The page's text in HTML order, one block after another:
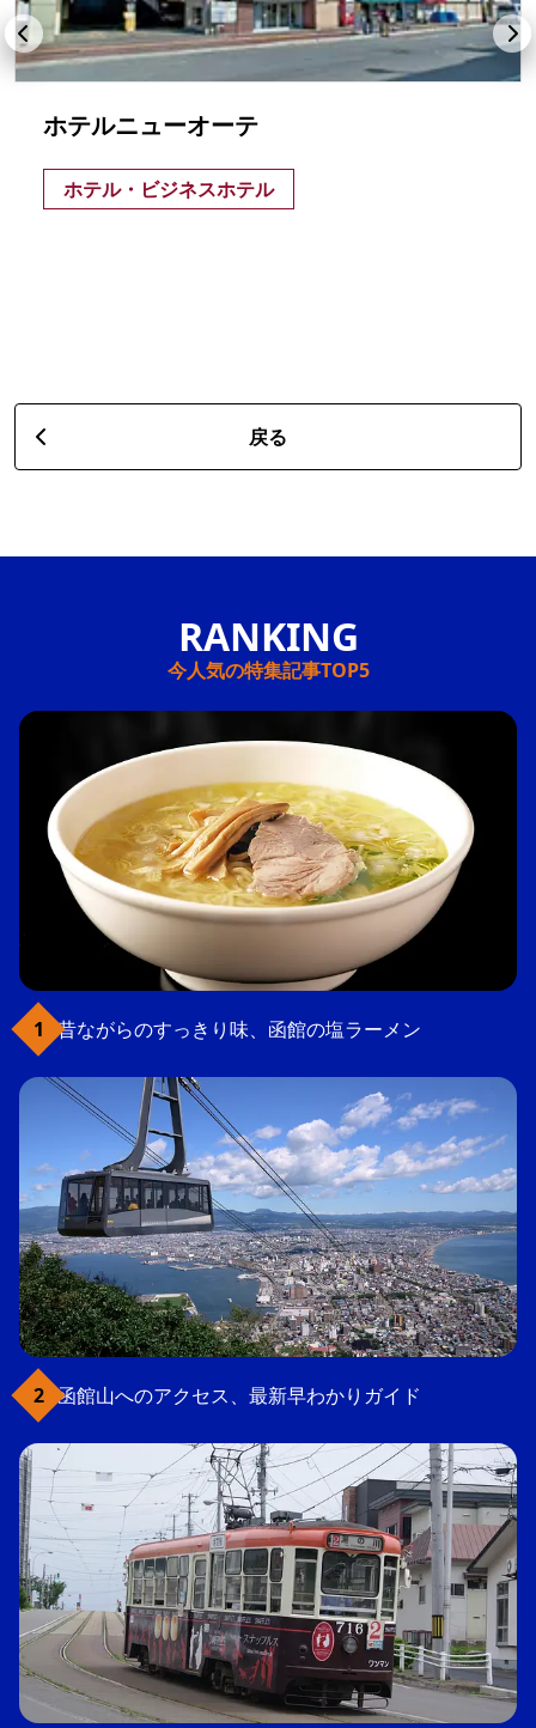
ホテルニューオーテ
ホテル・ビジネスホテル
戻る
今人気の特集記事TOP5
昔ながらのすっきり味、函館の塩ラーメン
函館山へのアクセス、最新早わかりガイド